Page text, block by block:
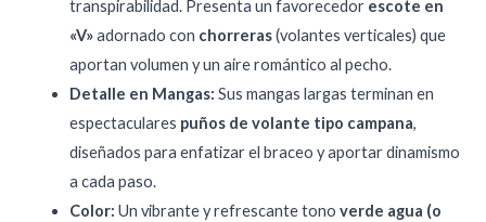
transpirabilidad. Presenta un favorecedor escote en
«V»adornado con chorreras(volantes verticales) que
aportan volumen y un aire romántico al pecho.
Detalle en Mangas: Sus mangas largas terminan en
espectaculares puños de volante tipo campana,
diseñados para enfatizar el braceo y aportar dinamismo
a cada paso.
Color: Un vibrante y refrescante tono verde agua (o